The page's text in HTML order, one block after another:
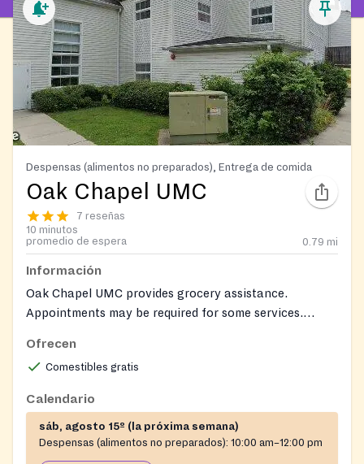
Despensas (alimentos no preparados), Entrega de comida
Oak Chapel UMC
7 reseñas
10 minutos
promedio de espera
0.79 mi
Información
Oak Chapel UMC provides grocery assistance.
Appointments may be required for some services.
details and requirements.
Ofrecen
Comestibles gratis
Calendario
sáb, agosto 15º (la próxima semana)
Despensas (alimentos no preparados): 10:00 am–12:00 pm